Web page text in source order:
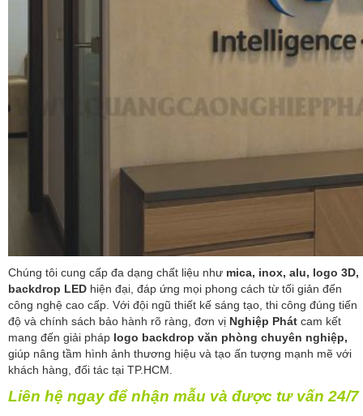
Chúng tôi cung cấp đa dạng chất liệu như mica, inox, alu, logo 3D,
backdrop LED hiện đại, đáp ứng mọi phong cách từ tối giản đến
công nghệ cao cấp. Với đội ngũ thiết kế sáng tạo, thi công đúng tiến
độ và chính sách bảo hành rõ ràng, đơn vị Nghiệp Phát cam kết
mang đến giải pháp logo backdrop văn phòng chuyên nghiệp,
giúp nâng tầm hình ảnh thương hiệu và tạo ấn tượng mạnh mẽ với
khách hàng, đối tác tại TP.HCM.
Liên hệ ngay đểnhận mẫu và được tưvấn 24/7